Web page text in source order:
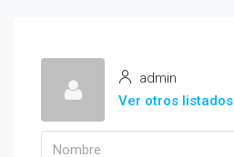
admin
Ver otros listados